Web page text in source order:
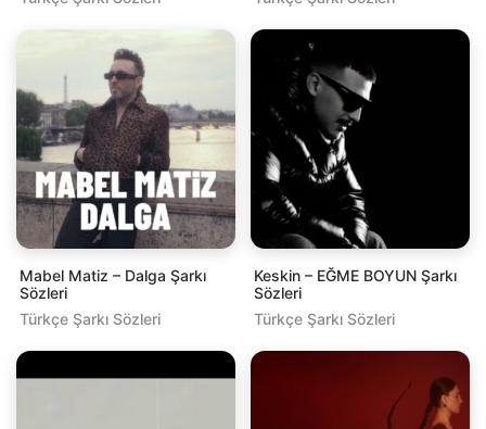
Mabel Matiz – Dalga Şarkı
Sözleri
Türkçe Şarkı Sözleri
Keskin – EĞME BOYUN Şarkı
Sözleri
Türkçe Şarkı Sözleri